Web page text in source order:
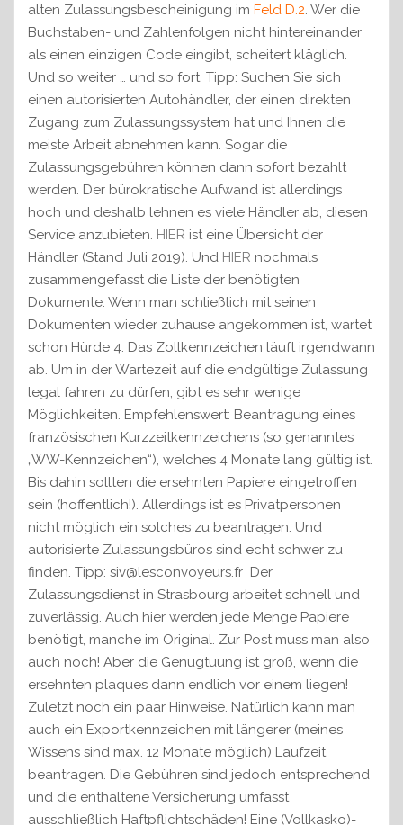
alten Zulassungsbescheinigung im Feld D.2 . Wer die
Buchstaben- und Zahlenfolgen nicht hintereinander
als einen einzigen Code eingibt, scheitert kläglich.
Und so weiter … und so fort. Tipp: Suchen Sie sich
einen autorisierten Autohändler, der einen direkten
Zugang zum Zulassungssystem hat und Ihnen die
meiste Arbeit abnehmen kann. Sogar die
Zulassungsgebühren können dann sofort bezahlt
werden. Der bürokratische Aufwand ist allerdings
hoch und deshalb lehnen es viele Händler ab, diesen
Service anzubieten. HIER ist eine Übersicht der
Händler (Stand Juli 2019). Und HIER nochmals
zusammengefasst die Liste der benötigten
Dokumente. Wenn man schließlich mit seinen
Dokumenten wieder zuhause angekommen ist, wartet
schon Hürde 4: Das Zollkennzeichen läuft irgendwann
ab. Um in der Wartezeit auf die endgültige Zulassung
legal fahren zu dürfen, gibt es sehr wenige
Möglichkeiten. Empfehlenswert: Beantragung eines
französischen Kurzzeitkennzeichens (so genanntes
„WW-Kennzeichen“), welches 4 Monate lang gültig ist.
Bis dahin sollten die ersehnten Papiere eingetroffen
sein (hoffentlich!). Allerdings ist es Privatpersonen
nicht möglich ein solches zu beantragen. Und
autorisierte Zulassungsbüros sind echt schwer zu
finden. Tipp: siv@lesconvoyeurs.fr Der
Zulassungsdienst in Strasbourg arbeitet schnell und
zuverlässig. Auch hier werden jede Menge Papiere
benötigt, manche im Original. Zur Post muss man also
auch noch! Aber die Genugtuung ist groß, wenn die
ersehnten plaques dann endlich vor einem liegen!
Zuletzt noch ein paar Hinweise. Natürlich kann man
auch ein Exportkennzeichen mit längerer (meines
Wissens sind max. 12 Monate möglich) Laufzeit
beantragen. Die Gebühren sind jedoch entsprechend
und die enthaltene Versicherung umfasst
ausschließlich Haftpflichtschäden! Eine (Vollkasko)-